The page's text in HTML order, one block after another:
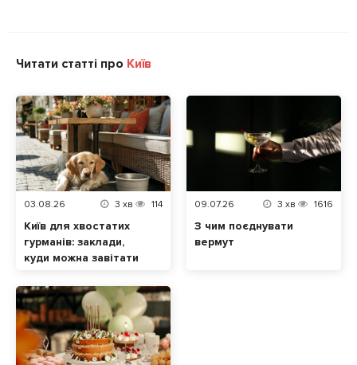
Читати статті про Київ
03.08.26 3 хв 114
Київ для хвостатих
гурманів: заклади,
куди можна завітати
улюбленцем
09.07.26 3 хв 1616
З чим поєднувати
вермут